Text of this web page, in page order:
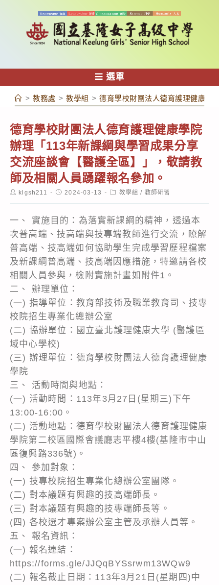
容
選單
> 教務處 > 教學組 > 德育學校財團法人德育護理健康學
德育學校財團法人德育護理健康學院
辦理「113年新課綱與學習成果分享
交流座談會【醫護全區】」，敬請教
師及相關人員踴躍報名參加。
Postklgsh211
Post2024-03-13
Post教學組 / 教師研習
一、 實施目的：為落實新課綱的精神，透過本
次普高端、技高端與技專端教師進行交流，瞭解
普高端、技高端如何協助學生完成學習歷程檔案
及新課綱普高端、技高端因應措施，特邀請各校
相關人員參與，檢附實施計畫如附件1。
二、 辦理單位：
(一) 指導單位：教育部技術及職業教育司、技專
校院招生專業化總辦公室
(二) 協辦單位：國立臺北護理健康大學 (醫護區
域中心學校)
(三) 辦理單位：德育學校財團法人德育護理健康
學院
三、 活動時間與地點：
(一) 活動時間：113年3月27日(星期三)下午
13:00-16:00。
(二) 活動地點：德育學校財團法人德育護理健康
學院第二校區國際會議廳志平樓4樓(基隆市中山
區復興路336號)。
四、 參加對象：
(一) 技專校院招生專業化總辦公室團隊。
(二) 對本議題有興趣的技高端師長。
(三) 對本議題有興趣的技專端師長等。
(四) 各校選才專案辦公室主管及承辦人員等。
五、 報名資訊：
(一) 報名連結：
https://forms.gle/JJQqBYSsrwm13WQw9
(二) 報名截止日期：113年3月21日(星期四)中